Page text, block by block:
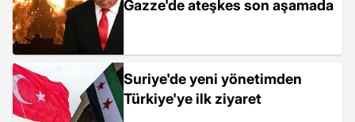
Gazze'de ateşkes son aşamada
Suriye'de yeni yönetimden
Türkiye'ye ilk ziyaret